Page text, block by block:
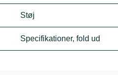
Støj
Specifikationer, fold ud